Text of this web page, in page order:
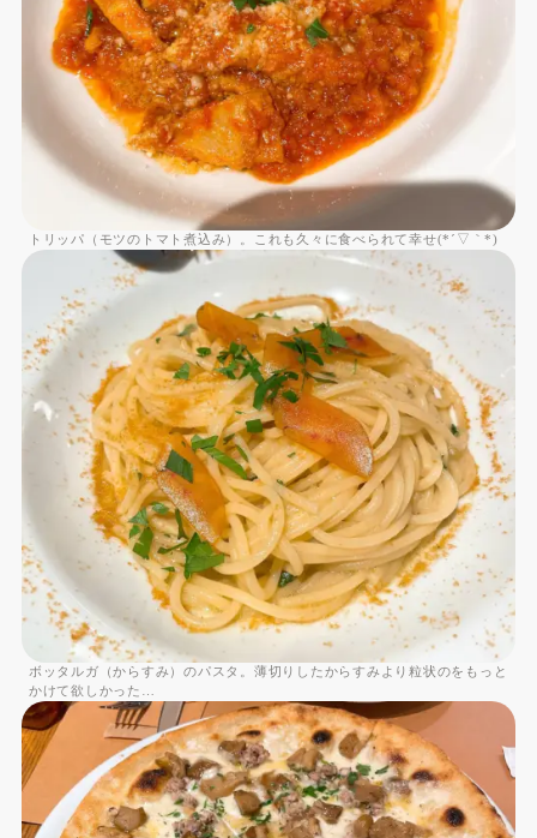
トリッパ（モツのトマト煮込み）。これも久々に食べられて幸せ(*´▽｀*)
ボッタルガ（からすみ）のパスタ。薄切りしたからすみより粒状のをもっと
かけて欲しかった…